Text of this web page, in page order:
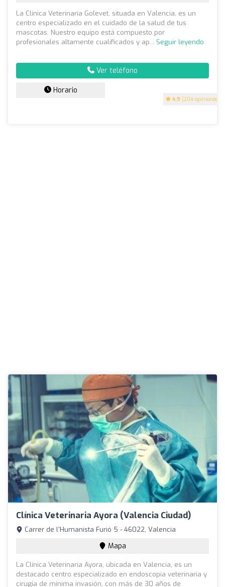
4.9 (204 opiniones)
La Clínica Veterinaria Golevet, situada en Valencia, es un
centro especializado en el cuidado de la salud de tus
mascotas. Nuestro equipo está compuesto por
profesionales altamente cualificados y ap... Seguir leyendo
Ver teléfono
Horario
Clínica Veterinaria Ayora (Valencia Ciudad)
Carrer de l'Humanista Furió 5 - 46022, Valencia
Mapa
La Clínica Veterinaria Ayora, ubicada en Valencia, es un
destacado centro especializado en endoscopia veterinaria y
cirugía de mínima invasión, con más de 30 años de